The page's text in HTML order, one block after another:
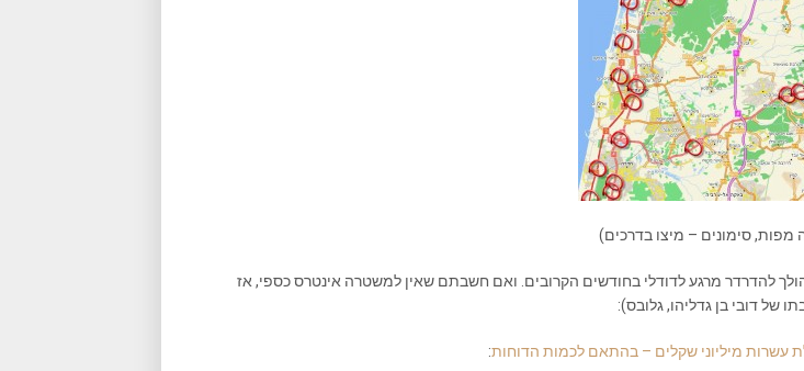
סימונים – מיצו בדרכים)
להדרדר מרגע לדודלי בחודשים הקרובים. ואם חשבתם שאין למשטרה אינטרס כספי, אז
של דובי בן גדליהו, גלובס):
מיליוני שקלים – בהתאם לכמות הדוחות: